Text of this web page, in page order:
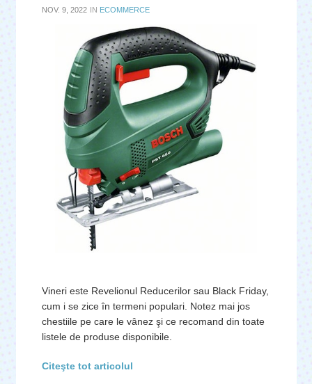
NOV. 9, 2022 IN ECOMMERCE
Vineri este Revelionul Reducerilor sau Black Friday,
cum i se zice în termeni populari. Notez mai jos
chestiile pe care le vânez şi ce recomand din toate
listele de produse disponibile.
Citeşte tot articolul